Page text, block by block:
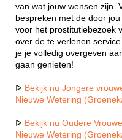
van wat jouw wensen zijn.
bespreken met de door
voor het prostitutiebezoek
over de te verlenen
je je volledig overgeven
gaan genieten!
ᐅ Bekijk nu Jongere
Nieuwe Wetering
ᐅ Bekijk nu Oudere
Nieuwe Wetering